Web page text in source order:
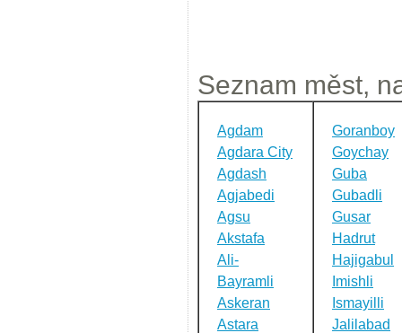
Seznam měst,
Agdam
Agdara City
Agdash
Agjabedi
Agsu
Akstafa
Ali-
Bayramli
Askeran
Astara
Goranboy
Goychay
Guba
Gubadli
Gusar
Hadrut
Hajigabul
Imishli
Ismayilli
Jalilabad